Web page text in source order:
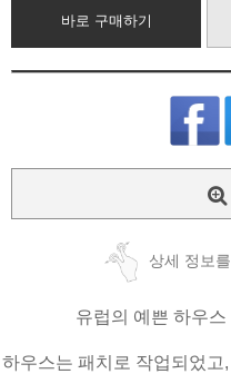
바로 구매하기
상세 정보
유럽의 예쁜 하우
하우스는 패치로 작업되었고